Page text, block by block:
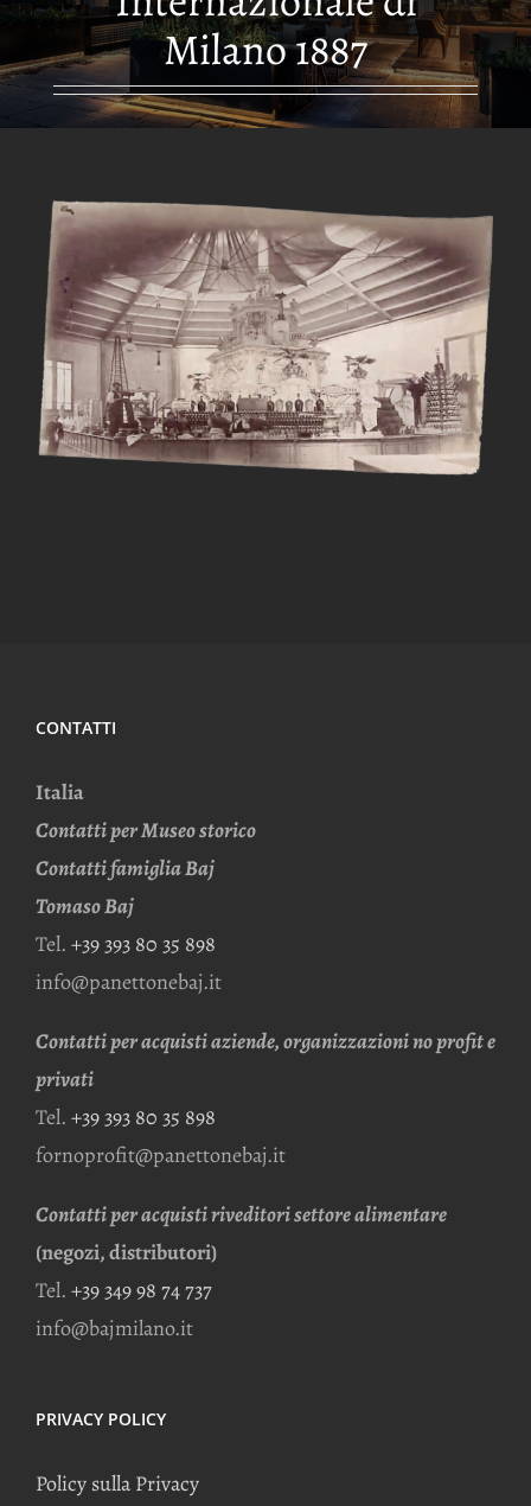
Milano 1887
CONTATTI
Italia
Contatti per Museo storico
Contatti famiglia Baj
Tomaso Baj
Tel. +39 393 80 35 898
info@panettonebaj.it
Contatti per acquisti aziende, organizzazioni no profit e
privati
Tel. +39 393 80 35 898
fornoprofit@panettonebaj.it
Contatti per acquisti riveditori settore alimentare
(negozi, distributori)
Tel. +39 349 98 74 737
info@bajmilano.it
PRIVACY POLICY
Policy sulla Privacy